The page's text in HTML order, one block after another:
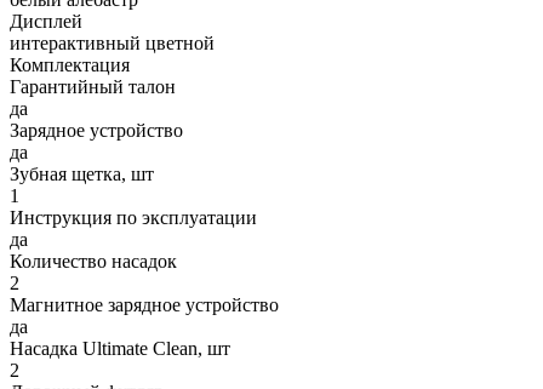
Дисплей
интерактивный цветной
Комплектация
Гарантийный талон
да
Зарядное устройство
да
Зубная щетка, шт
1
Инструкция по эксплуатации
да
Количество насадок
2
Магнитное зарядное устройство
да
Насадка Ultimate Clean, шт
2